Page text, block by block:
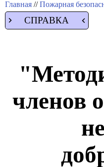
Главная //Пожарная
СПРАВКА
членов